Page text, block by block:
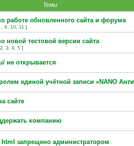
Темы
работе обновленного сайта и форума
9 10 11 ]
новой тестовой версии сайта
2 3 4 5 ]
не открывается
единой учётной записи «NANO
сайте
компанию
запрещено администратором